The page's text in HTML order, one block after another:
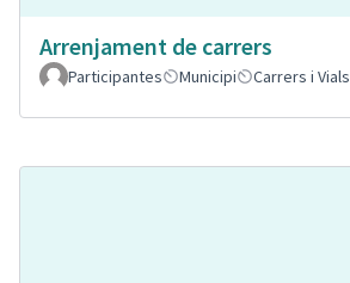
Arrenjament de carrers
Participantes
Municipi Carrers i Vials